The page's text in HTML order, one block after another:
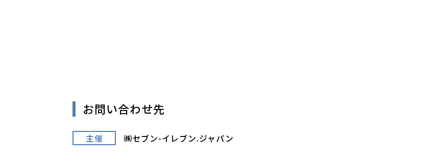
お問い合わせ先
主催 ㈱セブン-イレブン.ジャパン